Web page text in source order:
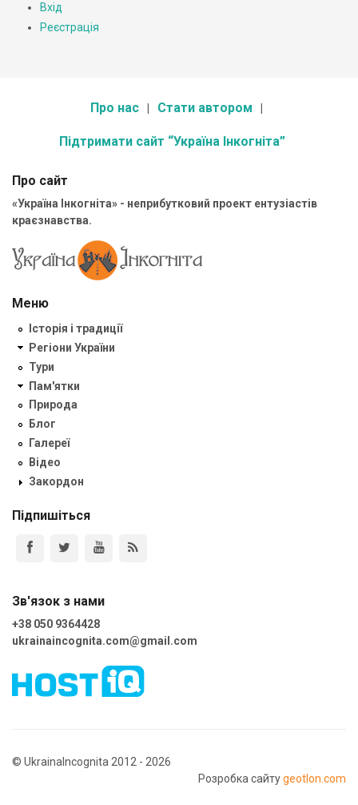
Вхід
Реєстрація
Про нас Стати автором
Підтримати сайт “Україна Інкогніта”
Про сайт
«Україна Інкогніта» - неприбутковий проект ентузіастів
краєзнавства.
Меню
Історія і традиції
Регіони України
Тури
Пам'ятки
Природа
Блог
Галереї
Відео
Закордон
Підпишіться
Зв'язок з нами
+38 050 9364428
ukrainaincognita.com@gmail.com
© UkrainaIncognita 2012 - 2026
Розробка сайтуgeotlon.com